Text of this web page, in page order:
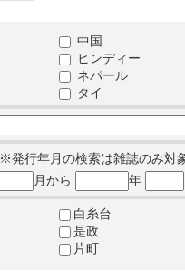
中国
ヒンディー
ネパール
タイ
※発行年月の検索は雑誌のみ対
月から 年
白糸台
是政
片町